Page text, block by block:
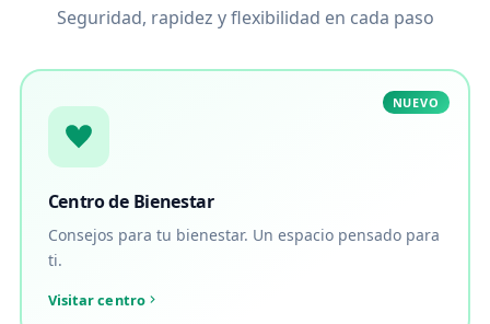
Seguridad, rapidez y flexibilidad en cada paso
NUEVO
Centro de Bienestar
Consejos para tu bienestar. Un espacio pensado para
ti.
Visitar centro